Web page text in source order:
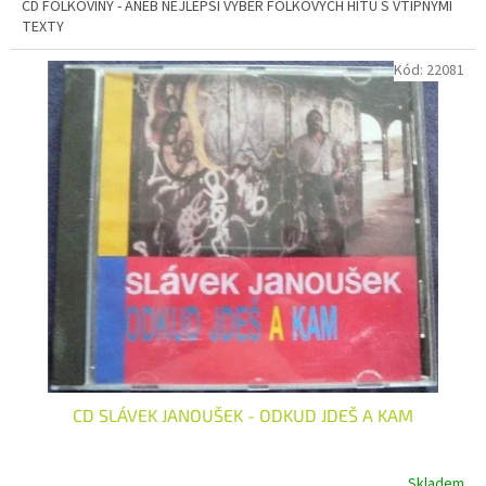
CD FOLKOVINY - ANEB NEJLEPŠÍ VÝBĚR FOLKOVÝCH HITŮ S VTIPNÝMI
TEXTY
CD SLÁVEK JANOUŠEK - ODKUD JDEŠ A KAM
Kód: 22081